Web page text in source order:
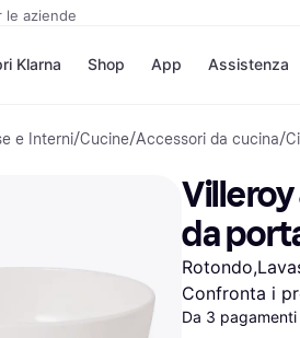
le aziende
Klarna
Opzioni di
Paga ora
Paga in 3 rate
Paga dopo 30 giorni
Finanziamento
Shop
Negozi
Unieuro
Media
eBay
Zalando
App Assistenza
e Interni/Cucine/Accessori da cucina/
da
Confronta i
Da 3